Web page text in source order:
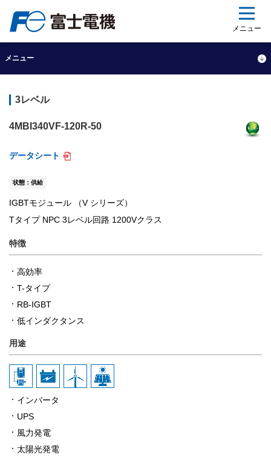
メニュー
メニュー
3レベル
4MBI340VF-120R-50
データシート
状態：供給
IGBTモジュール （V シリーズ）
Tタイプ NPC 3レベル回路 1200Vクラス
特徴
高効率
T-タイプ
RB-IGBT
低インダクタンス
用途
インバータ
UPS
風力発電
太陽光発電